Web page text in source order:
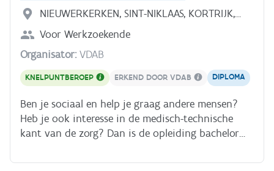
NIEUWERKERKEN, SINT-NIKLAAS, KORTRIJK,
ROESELARE, LIER, SINT-ANDRIES, JETTE,
GENK, MECHELEN, HASSELT, LEUVEN
Voor Werkzoekende
Organisator:VDAB
KNELPUNTBEROEP ERKEND DOOR VDAB DIPLOMA
Ben je sociaal en help je graag andere mensen?
Heb je ook interesse in de medisch-technische
kant van de zorg? Dan is de opleiding bachelor
praktijkwetenschappelijke opleiding bereidt je